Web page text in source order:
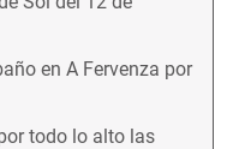
en A Fervenza por
todo lo alto las